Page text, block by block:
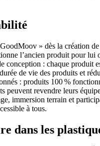
» dès la création
l’ancien produit pour lui
conception : chaque
de vie des produits et
: produits 100 %
peuvent revendre leurs
immersion terrain et
à tous.
dans les